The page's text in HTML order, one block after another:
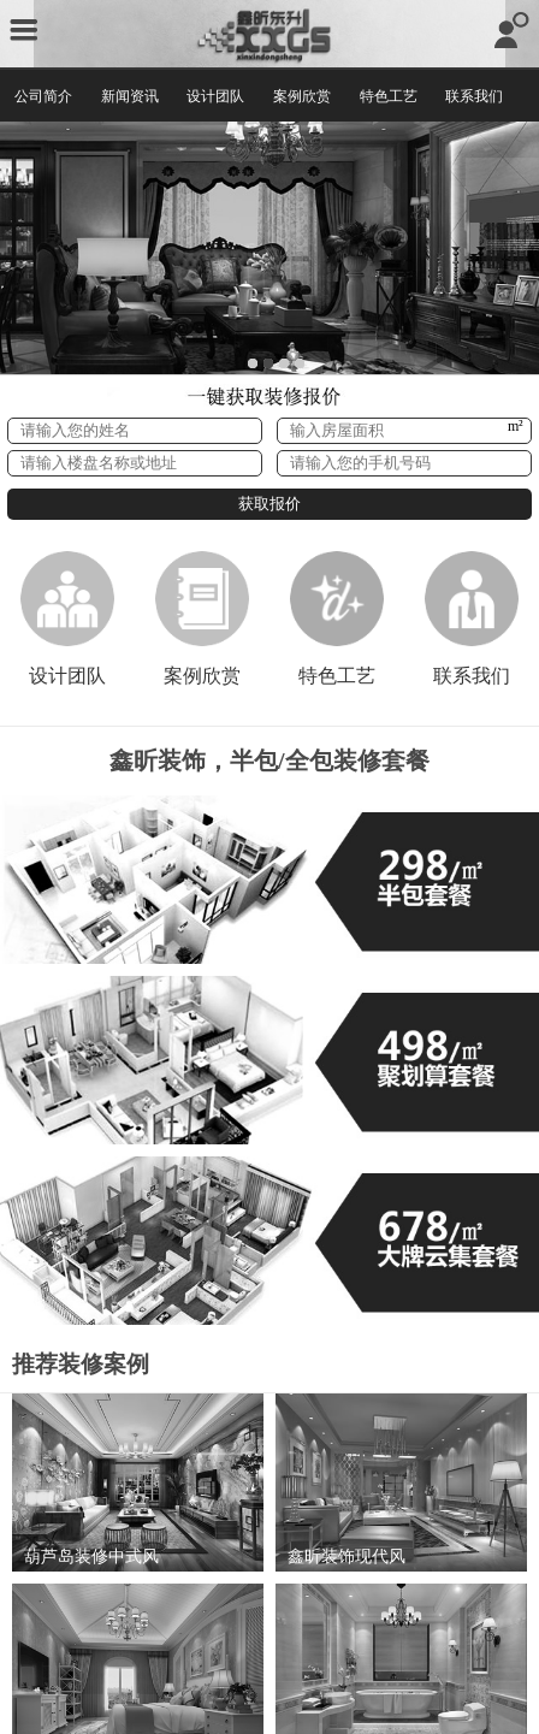
公司简介 新闻资讯 设计团队 案例欣赏 特色工艺 联系我们
m²
设计团队 案例欣赏 特色工艺 联系我们
鑫昕装饰，半包/全包装修套餐
推荐装修案例
葫芦岛装修中式风 鑫昕装饰现代风